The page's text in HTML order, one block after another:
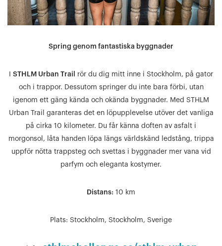
Spring genom fantastiska byggnader
STHLM Urban Trail
rör du dig mitt inne i Stockholm, på gator
och i trappor. Dessutom springer du inte bara förbi, utan
igenom ett gäng kända och okända byggnader. Med STHLM
Urban Trail garanteras det en löpupplevelse utöver det vanliga
på cirka 10 kilometer. Du får känna doften av asfalt i
morgonsol, låta handen löpa längs världskänd ledstång, trippa
uppför nötta trappsteg och svettas i byggnader mer vana vid
parfym och eleganta kostymer.
Distans: 10 km
Plats: Stockholm, Stockholm, Sverige